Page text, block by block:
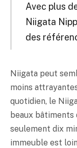
Avec plus
Niigata
des
Niigata peut
moins
quotidien, le
beaux bâtiments
seulement dix
immeuble est